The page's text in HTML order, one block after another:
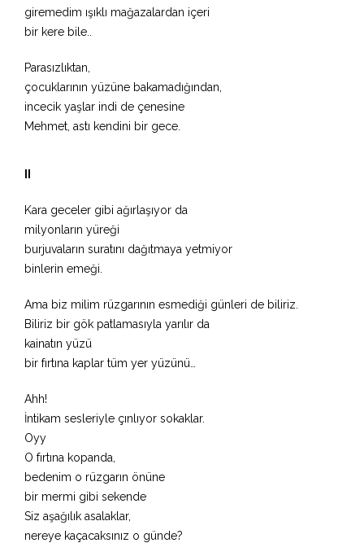
giremedim ışıklı mağazalardan içeri
bir kere bile..
Parasızlıktan,
çocuklarının yüzüne bakamadığından,
incecik yaşlar indi de çenesine
Mehmet, astı kendini bir gece.
Kara geceler gibi ağırlaşıyor da
milyonların yüreği
burjuvaların suratını dağıtmaya yetmiyor
binlerin emeği.
Ama biz milim rüzgarının esmediği günleri de biliriz.
Biliriz bir gök patlamasıyla yarılır da
kainatın yüzü
bir fırtına kaplar tüm yer yüzünü…
Ahh!
İntikam sesleriyle çınlıyor sokaklar.
Oyy
O fırtına kopanda,
bedenim o rüzgarın önüne
bir mermi gibi sekende
Siz aşağılık asalaklar,
nereye kaçacaksınız o günde?